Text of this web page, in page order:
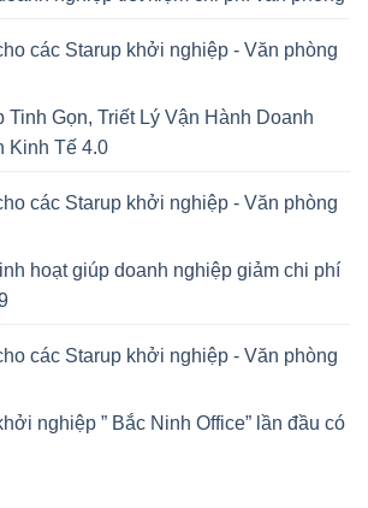
các Starup khởi nghiệp - Văn phòng
Tinh Gọn, Triết Lý Vận Hành Doanh
Kinh Tế 4.0
các Starup khởi nghiệp - Văn phòng
hoạt giúp doanh nghiệp giảm chi phí
các Starup khởi nghiệp - Văn phòng
nghiệp ” Bắc Ninh Office” lần đầu có